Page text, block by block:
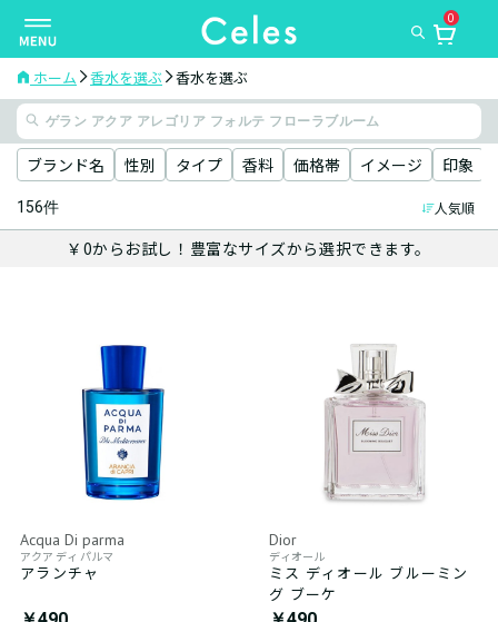
ナ
ビ
ゲ
ー
シ
ョ
ン
を
0
ホーム 香水を選ぶ 香水を選ぶ
ブランド名 性別 タイプ 香料 価格帯 イメージ 印象
156件 人気順
￥0からお試し！豊富なサイズから選択できます。
Acqua Di parma
アクア ディ パルマ
アランチャ
Dior
ディオール
ミス ディオール ブルーミン
グ ブーケ